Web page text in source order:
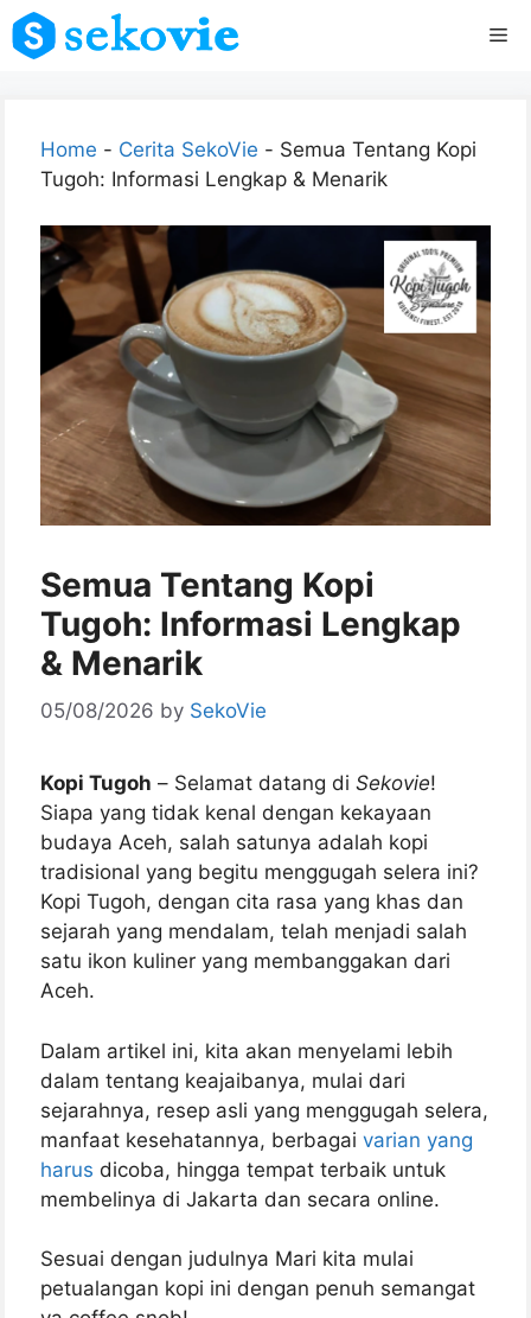
Skip
to
Home - Cerita SekoVie - Semua Tentang Kopi
Tugoh: Informasi Lengkap & Menarik
Semua Tentang Kopi
Tugoh: Informasi Lengkap
& Menarik
05/08/2026 by SekoVie
Kopi Tugoh – Selamat datang di Sekovie!
Siapa yang tidak kenal dengan kekayaan
budaya Aceh, salah satunya adalah kopi
tradisional yang begitu menggugah selera ini?
Kopi Tugoh, dengan cita rasa yang khas dan
sejarah yang mendalam, telah menjadi salah
satu ikon kuliner yang membanggakan dari
Aceh.
Dalam artikel ini, kita akan menyelami lebih
dalam tentang keajaibanya, mulai dari
sejarahnya, resep asli yang menggugah selera,
manfaat kesehatannya, berbagai varian yang
harus dicoba, hingga tempat terbaik untuk
membelinya di Jakarta dan secara online.
Sesuai dengan judulnya Mari kita mulai
petualangan kopi ini dengan penuh semangat